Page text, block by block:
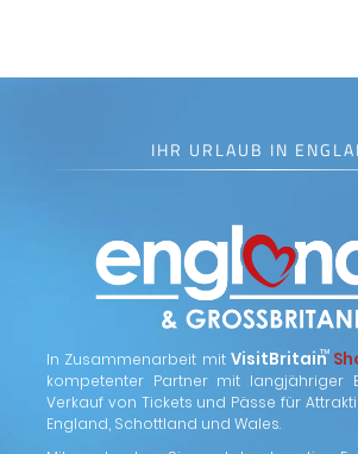
IHR URLAUB IN
In Zusammenarbeit mitVisitBritain
™
kompetenter Partner mit langjähriger
Verkauf von Tickets und Pässe für
England, Schottland und Wales.